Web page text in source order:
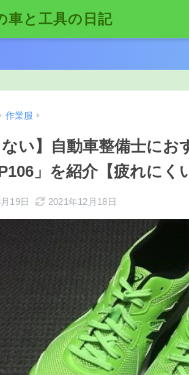
車と工具の日記
作業服
ない】自動車整備士に
」を紹介【疲れにく
19日 2021年12月18日